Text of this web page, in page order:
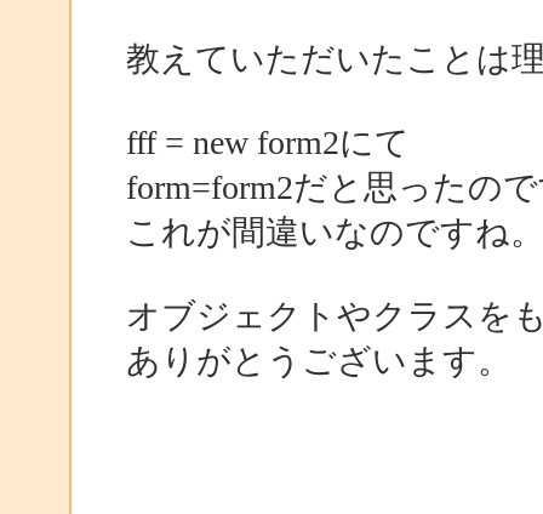
教えていただいたことは
fff = new form2にて
form=form2だと思ったの
これが間違いなのですね
オブジェクトやクラスを
ありがとうございます。